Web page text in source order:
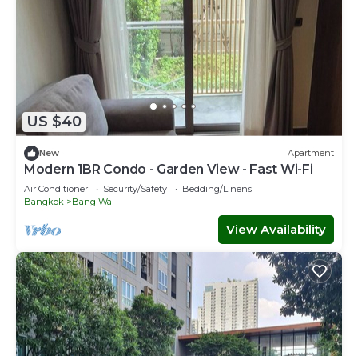
US $40
New Apartment
Modern 1BR Condo - Garden View - Fast Wi-Fi
Air Conditioner Security/Safety
Bedding/Linens
Bangkok
Bang Wa
View Availability